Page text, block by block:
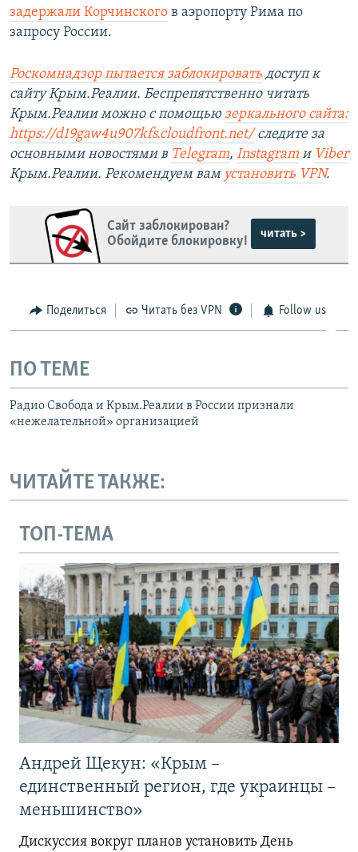
задержали Корчинского в аэропорту Рима по
запросу России.
Роскомнадзор пытается заблокировать доступ к
сайту Крым.Реалии. Беспрепятственно читать
Крым.Реалии можно с помощью зеркального сайта:
https://d19gaw4u907kfs.cloudfront.net/следите за
основными новостями в Telegram, Instagram и Viber
Крым.Реалии. Рекомендуем вам установить VPN.
Сайт заблокирован?
Обойдите блокировку!
читать >
Поделиться Читать без VPN Follow us
ПО ТЕМЕ
Радио Свобода и Крым.Реалии в России признали
«нежелательной» организацией
ЧИТАЙТЕ ТАКЖЕ:
ТОП-ТЕМА
Андрей Щекун: «Крым –
единственный регион, где украинцы –
меньшинство»
Дискуссия вокруг планов установить День